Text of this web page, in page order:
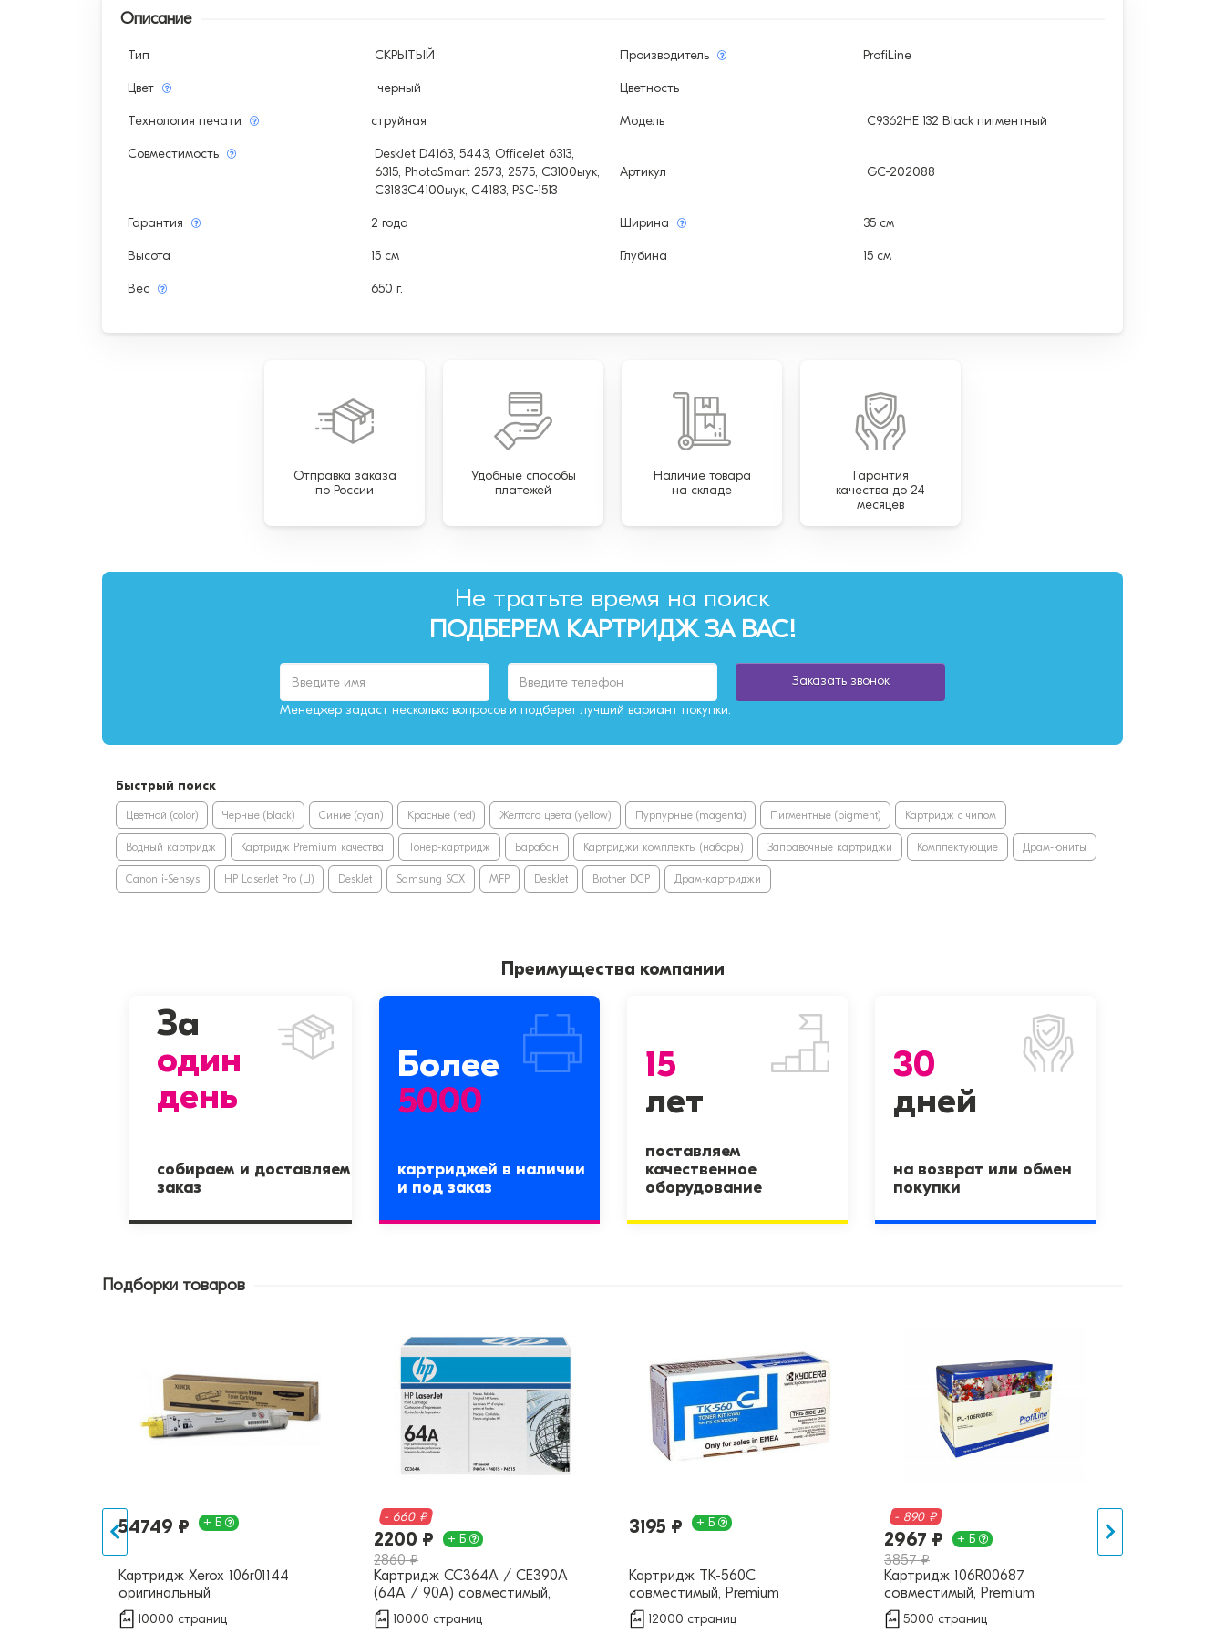
Описание
Тип СКРЫТЫЙ Производитель ProfiLine
Цвет черный Цветность
Технология печати струйная Модель C9362HE 132 Black пигментный
Совместимость
DeskJet D4163, 5443, OfficeJet 6313,
6315, PhotoSmart 2573, 2575, С3100ыук,
С3183С4100ыук, С4183, PSC-1513
Артикул GC-202088
Гарантия 2 года Ширина 35 см
Высота 15 см Глубина 15 см
Вес 650 г.
Отправка заказа
по России
Удобные способы
платежей
Наличие товара
на складе
Гарантия
качества до 24
месяцев
Не тратьте время на поиск
ПОДБЕРЕМ КАРТРИДЖ ЗА ВАС!
Заказать звонок
Менеджер задаст несколько вопросов и подберет лучший вариант покупки.
Быстрый поиск
Цветной (color) Черные (black) Синие (cyan) Красные (red) Желтого цвета (yellow) Пурпурные (magenta) Пигментные (pigment) Картридж с чипом
Водный картридж Картридж Premium качества Тонер-картридж Барабан Картриджи комплекты (наборы) Заправочные картриджи Комплектующие Драм-юниты
Canon i-Sensys HP LaserJet Pro (LJ) DeskJet Samsung SCX MFP DeskJet Brother DCP Драм-картриджи
Преимущества компании
За
один
день
собираем и доставляем
заказ
Более
5000
картриджей в наличии
и под заказ
15
лет
поставляем
качественное
оборудование
30
дней
на возврат или обмен
покупки
Подборки товаров
54749 ₽ + Б
Картридж Xerox 106r01144
оригинальный
10000 страниц
- 660 ₽
2200 ₽ + Б
2860 ₽
Картридж CC364A / CE390A
(64A / 90A) совместимый,
Premium
10000 страниц
3195 ₽ + Б
Картридж TK-560C
совместимый, Premium
12000 страниц
- 890 ₽
2967 ₽ + Б
3857 ₽
Картридж 106R00687
совместимый, Premium
5000 страниц